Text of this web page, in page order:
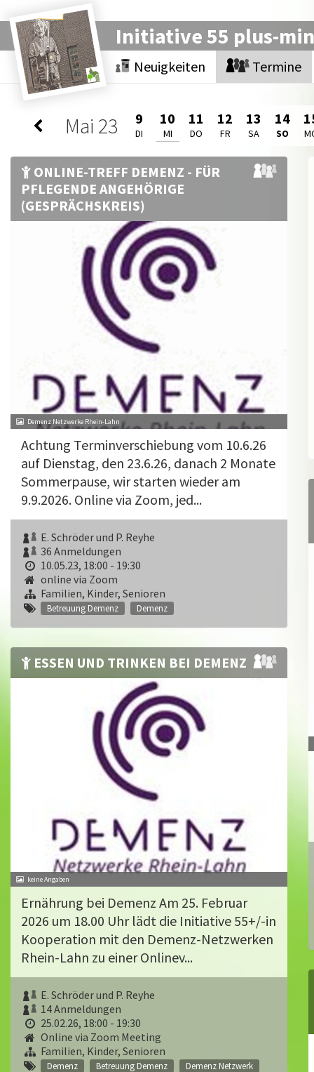
Initiative 55 plus-
Neuigkeiten Termine
Mai 23 9
DI
10
MI
11
DO
12
FR
13
SA
14
SO
ONLINE-TREFF DEMENZ - FÜR
PFLEGENDE ANGEHÖRIGE
(GESPRÄCHSKREIS)
Demenz Netzwerke Rhein-Lahn
Achtung Terminverschiebung vom 10.6.26
auf Dienstag, den 23.6.26, danach 2 Monate
Sommerpause, wir starten wieder am
9.9.2026. Online via Zoom, jed...
E. Schröder und P. Reyhe
36 Anmeldungen
10.05.23, 18:00 - 19:30
online via Zoom
Familien, Kinder, Senioren
Betreuung Demenz Demenz
ESSEN UND TRINKEN BEI DEMENZ
Ernährung bei Demenz Am 25. Februar
2026 um 18.00 Uhr lädt die Initiative 55+/-in
Kooperation mit den Demenz-Netzwerken
Rhein-Lahn zu einer Onlinev...
E. Schröder und P. Reyhe
14 Anmeldungen
25.02.26, 18:00 - 19:30
Online via Zoom Meeting
Familien, Kinder, Senioren
Demenz Betreuung Demenz
Demenz Netzwerk